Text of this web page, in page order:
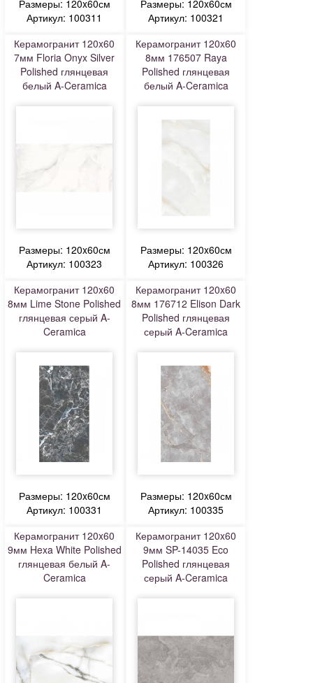
Размеры: 120x60см
Артикул: 100311
Размеры: 120x60см
Артикул: 100321
Керамогранит 120x60
7мм Floria Onyx Silver
Polished глянцевая
белый A-Ceramica
Размеры: 120x60см
Артикул: 100323
Керамогранит 120x60
8мм 176507 Raya
Polished глянцевая
белый A-Ceramica
Размеры: 120x60см
Артикул: 100326
Керамогранит 120x60
8мм Lime Stone Polished
глянцевая серый A-
Ceramica
Размеры: 120x60см
Артикул: 100331
Керамогранит 120x60
8мм 176712 Elison Dark
Polished глянцевая
серый A-Ceramica
Размеры: 120x60см
Артикул: 100335
Керамогранит 120x60
9мм Hexa White Polished
глянцевая белый A-
Ceramica
Керамогранит 120x60
9мм SP-14035 Eco
Polished глянцевая
серый A-Ceramica